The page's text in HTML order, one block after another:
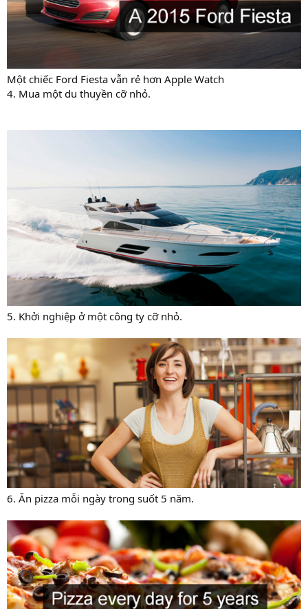
Một chiếc Ford Fiesta vẫn rẻ hơn Apple Watch
4. Mua một du thuyền cỡ nhỏ.
5. Khởi nghiệp ở một công ty cỡ nhỏ.
6. Ăn pizza mỗi ngày trong suốt 5 năm.